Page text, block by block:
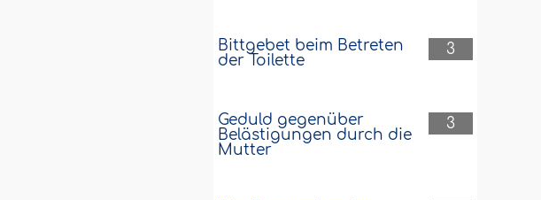
3
Bittgebet beim Betreten
der Toilette
3
Geduld gegenüber
Belästigungen durch die
Mutter